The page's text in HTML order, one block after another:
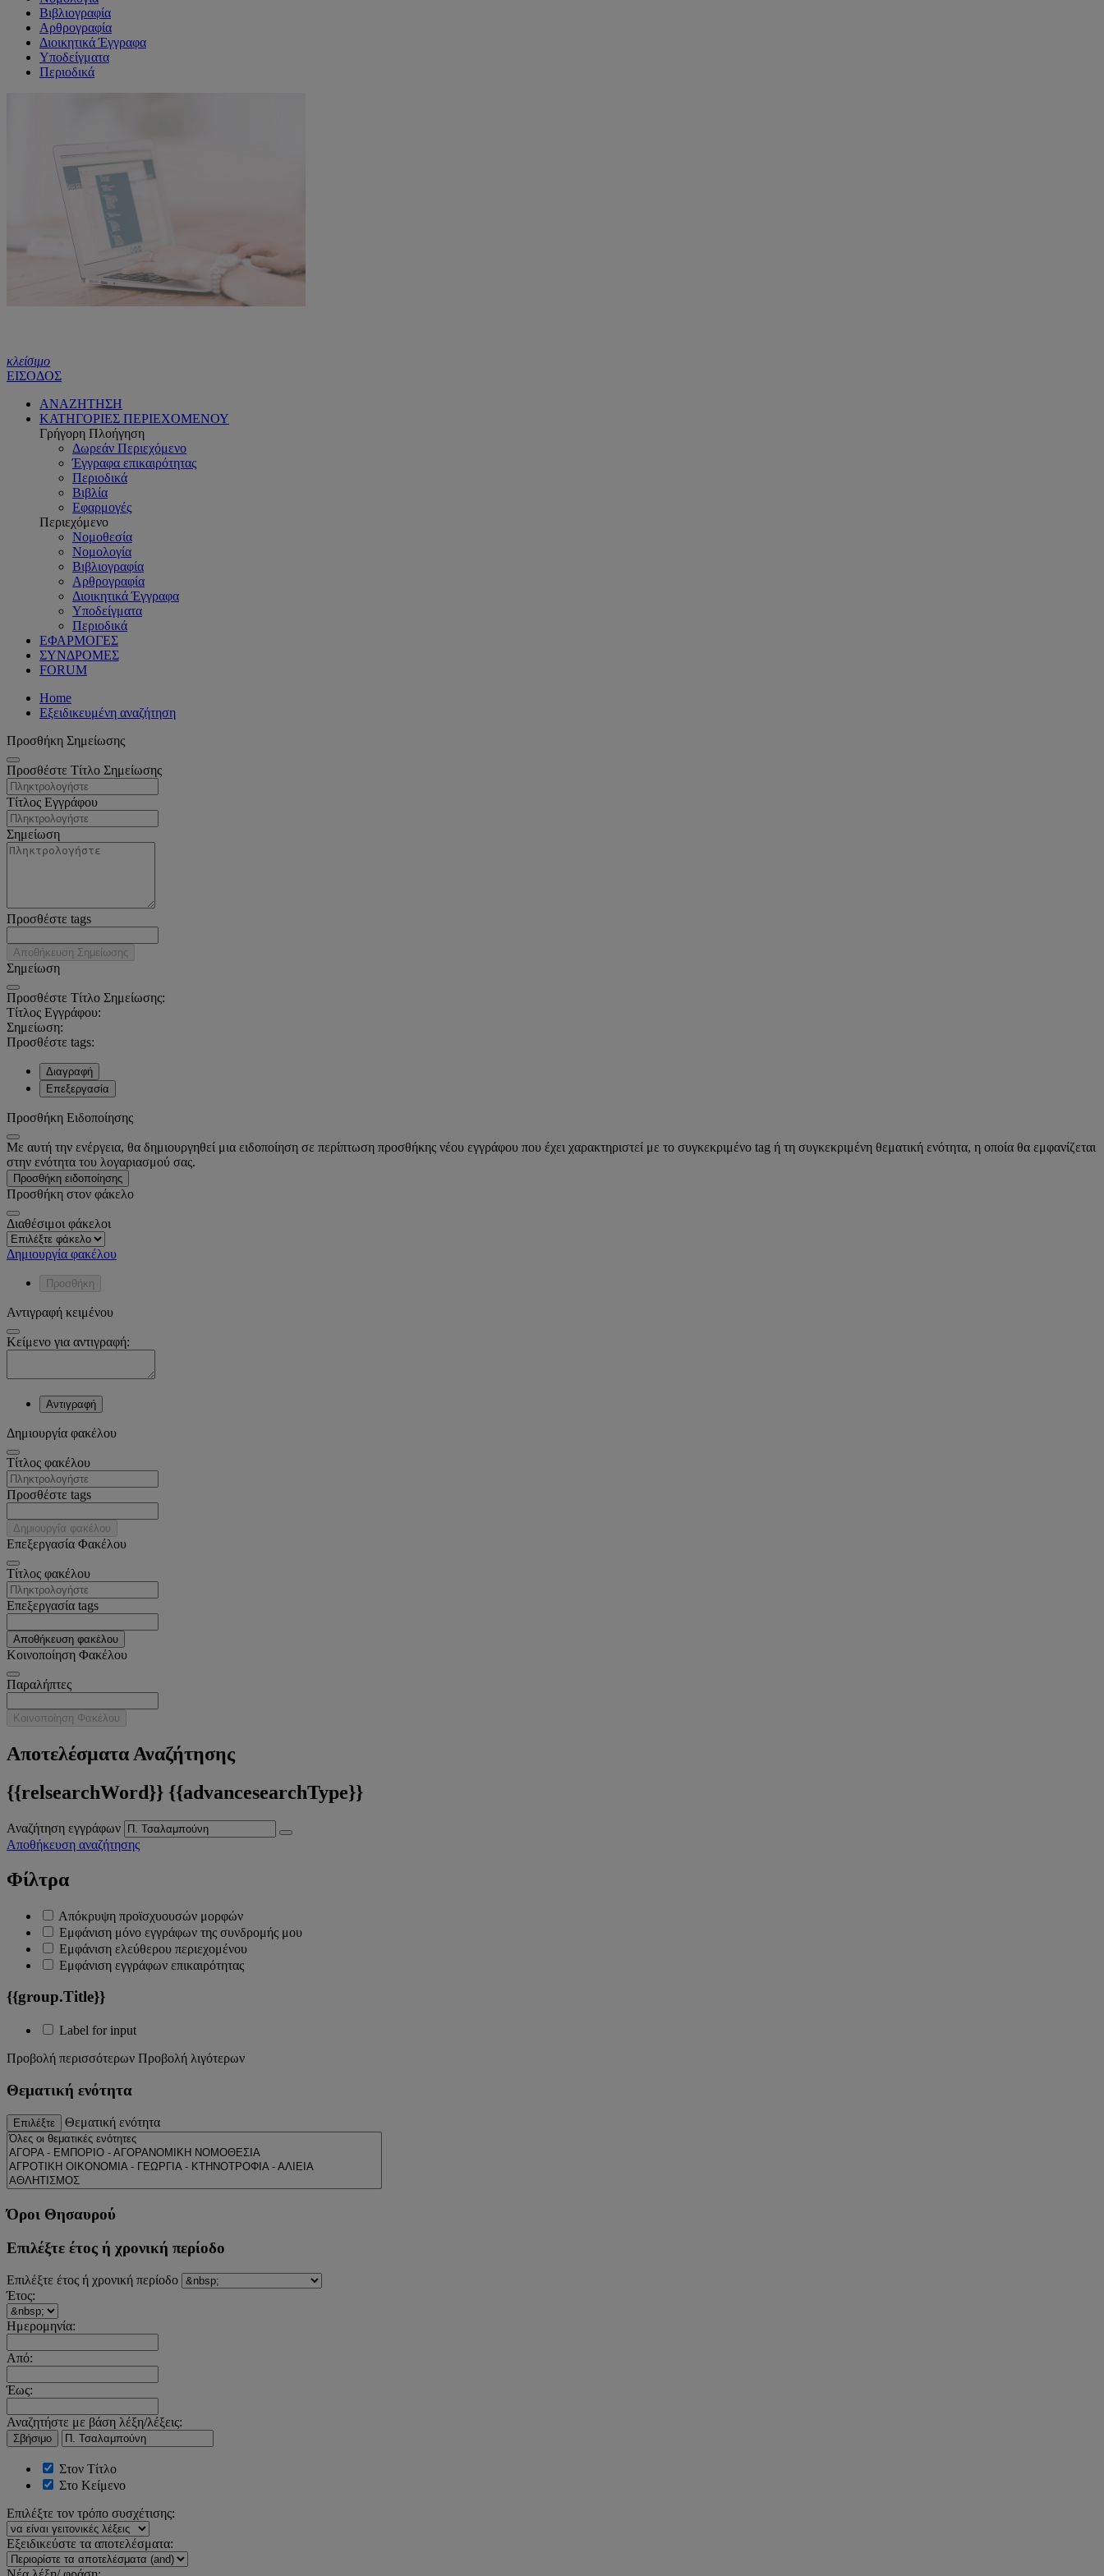
Βιβλιογραφία
Αρθρογραφία
Διοικητικά Έγγραφα
Υποδείγματα
Περιοδικά
κλείσιμο
ΕΙΣΟΔΟΣ
ΑΝΑΖΗΤΗΣΗ
ΚΑΤΗΓΟΡΙΕΣ ΠΕΡΙΕΧΟΜΕΝΟΥ
Γρήγορη Πλοήγηση
Δωρεάν Περιεχόμενο
Έγγραφα επικαιρότητας
Περιοδικά
Βιβλία
Εφαρμογές
Περιεχόμενο
Νομοθεσία
Νομολογία
Βιβλιογραφία
Αρθρογραφία
Διοικητικά Έγγραφα
Υποδείγματα
Περιοδικά
ΕΦΑΡΜΟΓΕΣ
ΣΥΝΔΡΟΜΕΣ
FORUM
Home
Εξειδικευμένη αναζήτηση
Προσθήκη Σημείωσης
Προσθέστε Τίτλο Σημείωσης
Τίτλος Εγγράφου
Σημείωση
Προσθέστε tags
Αποθήκευση Σημείωσης
Σημείωση
Προσθέστε Τίτλο Σημείωσης:
Τίτλος Εγγράφου:
Σημείωση:
Προσθέστε tags:
Διαγραφή
Επεξεργασία
Προσθήκη Ειδοποίησης
Με αυτή την ενέργεια, θα δημιουργηθεί μια ειδοποίηση σε περίπτωση προσθήκης νέου εγγράφου που έχει χαρακτηριστεί με το συγκεκριμένο tag ή τη συγκεκριμένη θεματική ενότητα, η οποία θα εμφανίζεται
στην ενότητα του λογαριασμού σας.
Προσθήκη ειδοποίησης
Προσθήκη στον φάκελο
Διαθέσιμοι φάκελοι
Δημιουργία φακέλου
Προσθήκη
Αντιγραφή κειμένου
Κείμενο για αντιγραφή:
Αντιγραφή
Δημιουργία φακέλου
Tίτλος φακέλου
Προσθέστε tags
Δημιουργία φακέλου
Επεξεργασία Φακέλου
Tίτλος φακέλου
Επεξεργασία tags
Αποθήκευση φακέλου
Κοινοποίηση Φακέλου
Παραλήπτες
Κοινοποίηση Φακέλου
Αποτελέσματα Αναζήτησης
{{relsearchWord}} {{advancesearchType}}
Αναζήτηση εγγράφων
Αποθήκευση αναζήτησης
Φίλτρα
Απόκρυψη προϊσχυουσών μορφών
Εμφάνιση μόνο εγγράφων της συνδρομής μου
Εμφάνιση ελεύθερου περιεχομένου
Εμφάνιση εγγράφων επικαιρότητας
{{group.Title}}
Label for input
Προβολή περισσότερων Προβολή λιγότερων
Θεματική ενότητα
Επιλέξτε Θεματική ενότητα
Όροι Θησαυρού
Επιλέξτε έτος ή χρονική περίοδο
Επιλέξτε έτος ή χρονική περίοδο
Έτος:
Ημερομηνία:
Από:
Έως:
Αναζητήστε με βάση λέξη/λέξεις:
Σβήσιμο
Στον Τίτλο
Στο Κείμενο
Επιλέξτε τον τρόπο συσχέτισης:
Εξειδικεύστε τα αποτελέσματα: